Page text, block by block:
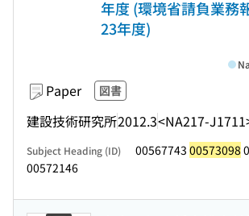
年度 (環境省請負業務
23年度)
Paper 図書
建設技術研究所2012.3<NA217-
Subject Heading (ID) 00567743 00573098
00572146